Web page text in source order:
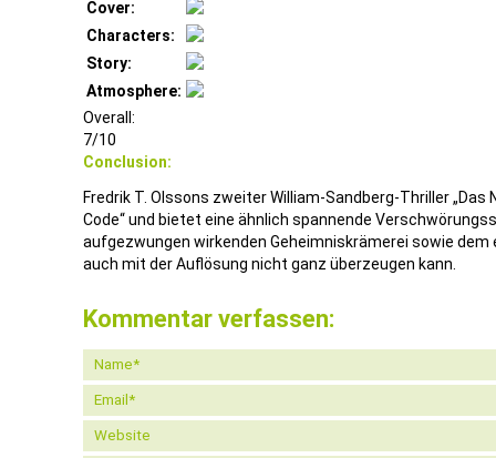
Cover:
Characters:
Story:
Atmosphere:
Overall:
7/10
Conclusion:
Fredrik T. Olssons zweiter William-Sandberg-Thriller
Code“ und bietet eine ähnlich spannende
aufgezwungen wirkenden Geheimniskrämerei sowie
auch mit der Auflösung nicht ganz überzeugen kann.
Kommentar verfassen: